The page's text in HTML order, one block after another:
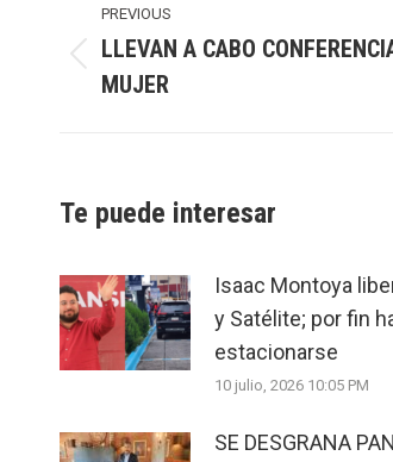
navigation
PREVIOUS
post:
LLEVAN A CABO
MUJER
Te puede interesar
Isaac Montoya
y Satélite; por fin
estacionarse
10 julio, 2026 10:05 PM
SE DESGRANA